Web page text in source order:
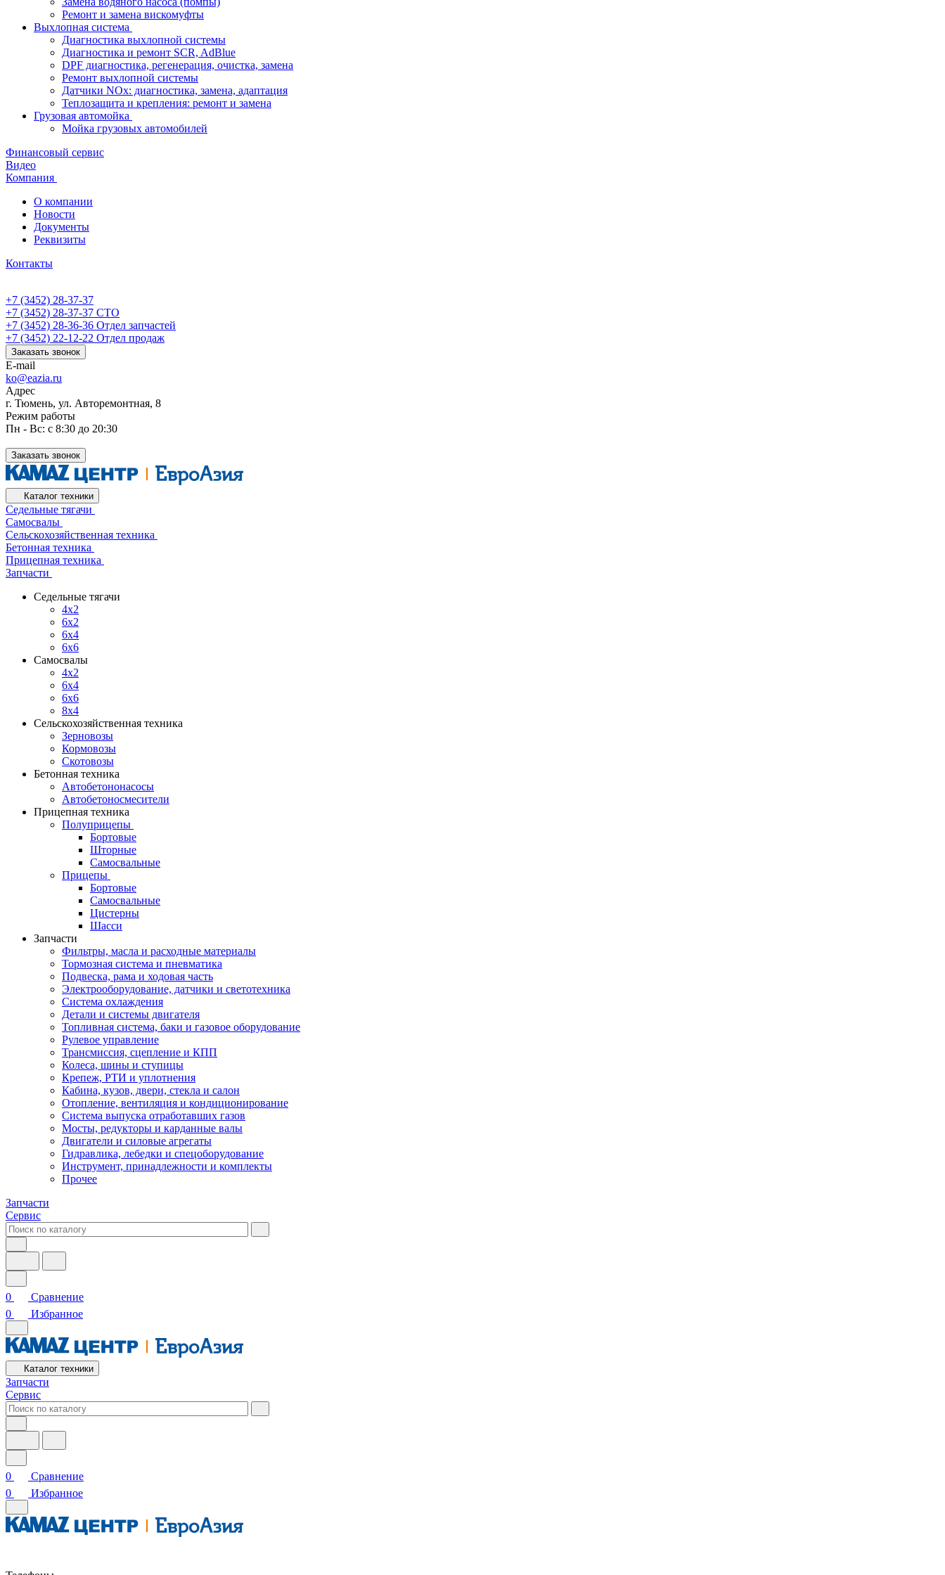
Ремонт и замена вискомуфты
Выхлопная система
Диагностика выхлопной системы
Диагностика и ремонт SCR, AdBlue
DPF диагностика, регенерация, очистка, замена
Ремонт выхлопной системы
Датчики NOx: диагностика, замена, адаптация
Теплозащита и крепления: ремонт и замена
Грузовая автомойка
Мойка грузовых автомобилей
Финансовый сервис
Видео
Компания
О компании
Новости
Документы
Реквизиты
Контакты
+7 (3452) 28-37-37
+7 (3452) 28-37-37 СТО
+7 (3452) 28-36-36 Отдел запчастей
+7 (3452) 22-12-22 Отдел продаж
Заказать звонок
E-mail
ko@eazia.ru
Адрес
г. Тюмень, ул. Авторемонтная, 8
Режим работы
Пн - Вс: с 8:30 до 20:30
Заказать звонок
Каталог техники
Седельные тягачи
Самосвалы
Сельскохозяйственная техника
Бетонная техника
Прицепная техника
Запчасти
Седельные тягачи
4x2
6x2
6x4
6x6
Самосвалы
4x2
6x4
6x6
8x4
Сельскохозяйственная техника
Зерновозы
Кормовозы
Скотовозы
Бетонная техника
Автобетононасосы
Автобетоносмесители
Прицепная техника
Полуприцепы
Бортовые
Шторные
Самосвальные
Прицепы
Бортовые
Самосвальные
Цистерны
Шасси
Запчасти
Фильтры, масла и расходные материалы
Тормозная система и пневматика
Подвеска, рама и ходовая часть
Электрооборудование, датчики и светотехника
Система охлаждения
Детали и системы двигателя
Топливная система, баки и газовое оборудование
Рулевое управление
Трансмиссия, сцепление и КПП
Колеса, шины и ступицы
Крепеж, РТИ и уплотнения
Кабина, кузов, двери, стекла и салон
Отопление, вентиляция и кондиционирование
Система выпуска отработавших газов
Мосты, редукторы и карданные валы
Двигатели и силовые агрегаты
Гидравлика, лебедки и спецоборудование
Инструмент, принадлежности и комплекты
Прочее
Запчасти
Сервис
0
Сравнение
0
Избранное
Каталог техники
Запчасти
Сервис
0
Сравнение
0
Избранное